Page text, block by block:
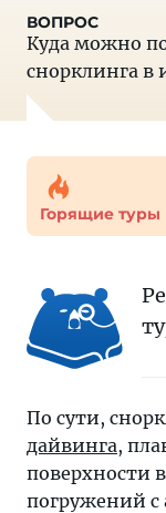
Куда можно
снорклинга в
Горящие туры
По сути,
дайвинга,
поверхности
погружений с